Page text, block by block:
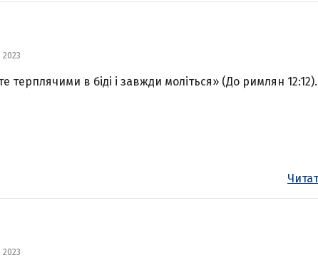
2023
терплячими в біді і завжди моліться» (До римлян 12:12).
2023